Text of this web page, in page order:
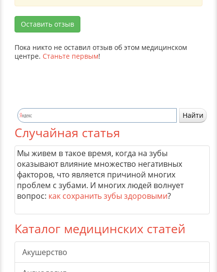
Оставить отзыв
Пока никто не оставил отзыв об этом медицинском
центре. Станьте первым!
Случайная статья
Мы живем в такое время, когда на зубы
оказывают влияние множество негативных
факторов, что является причиной многих
проблем с зубами. И многих людей волнует
вопрос: как сохранить зубы здоровыми?
Каталог медицинских статей
Акушерство